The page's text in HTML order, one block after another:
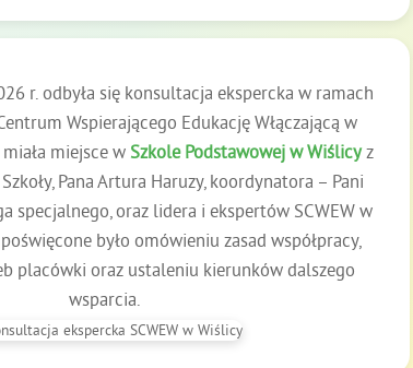
r. odbyła się konsultacja ekspercka w ramach
Wspierającego Edukację Włączającą w
miejsce w Szkole Podstawowej w Wiślicyz
Pana Artura Haruzy, koordynatora – Pani
specjalnego, oraz lidera i ekspertów SCWEW w
było omówieniu zasad współpracy,
placówki oraz ustaleniu kierunków dalszego
wsparcia.